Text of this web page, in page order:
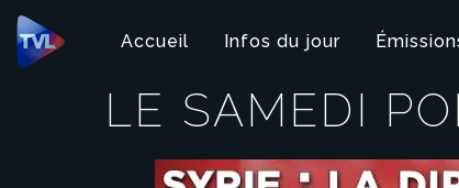
Panneau de gestion des cookies
Accueil Infos du jour
LE SAMEDI